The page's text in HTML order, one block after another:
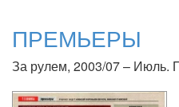
ПРЕМЬЕРЫ
За рулем, 2003/07 – Июль.